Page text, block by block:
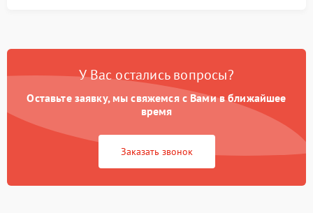
У Вас остались вопросы?
Оставьте заявку, мы свяжемся с Вами в ближайшее
время
Заказать звонок